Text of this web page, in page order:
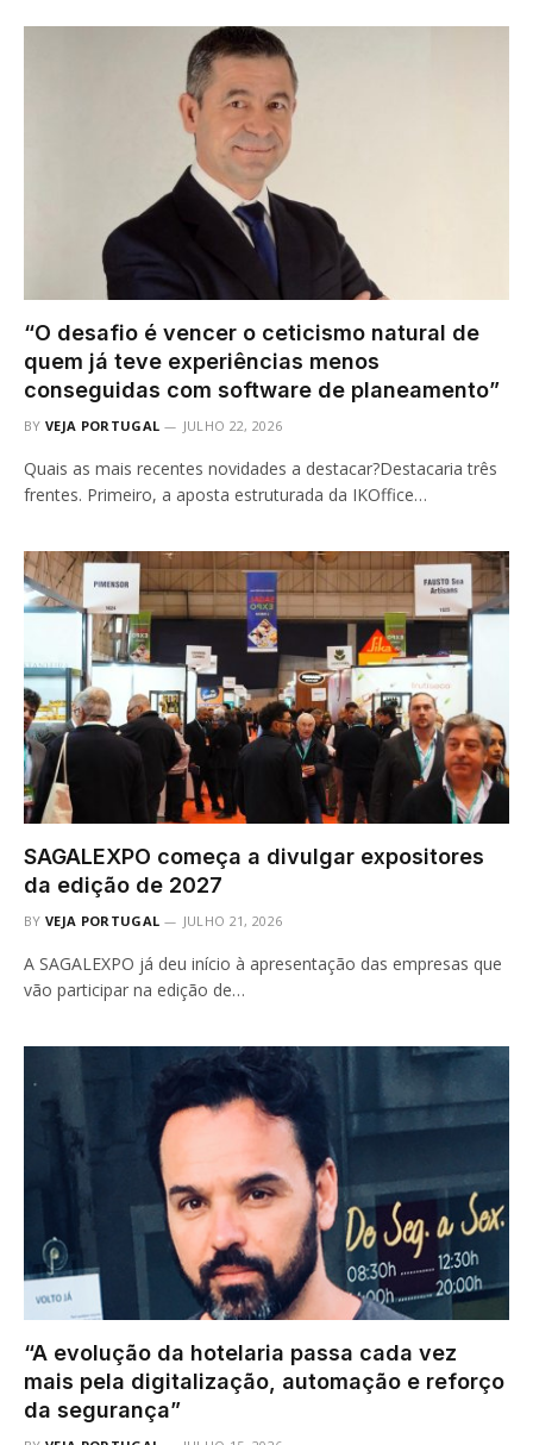
“O desafio é vencer o ceticismo natural de
quem já teve experiências menos
conseguidas com software de planeamento”
BY VEJA PORTUGAL JULHO 22, 2026
Quais as mais recentes novidades a destacar?Destacaria três
frentes. Primeiro, a aposta estruturada da IKOffice…
SAGALEXPO começa a divulgar expositores
da edição de 2027
BY VEJA PORTUGAL JULHO 21, 2026
A SAGALEXPO já deu início à apresentação das empresas que
vão participar na edição de…
“A evolução da hotelaria passa cada vez
mais pela digitalização, automação e reforço
da segurança”